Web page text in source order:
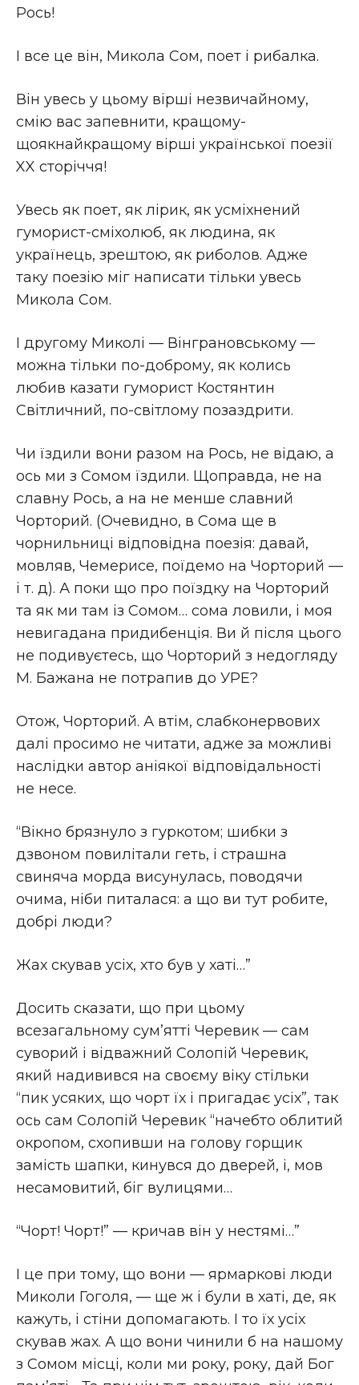
Рось!
І все це він, Микола Сом, поет і рибалка.
Він увесь у цьому вірші незвичайному,
смію вас запевнити, кращому-
щоякнайкращому вірші української поезії
XX сторіччя!
Увесь як поет, як лірик, як усміхнений
гуморист-сміхолюб, як людина, як
українець, зрештою, як риболов. Адже
таку поезію міг написати тільки увесь
Микола Сом.
І другому Миколі — Вінграновському —
можна тільки по-доброму, як колись
любив казати гуморист Костянтин
Світличний, по-світлому позаздрити.
Чи їздили вони разом на Рось, не відаю, а
ось ми з Сомом їздили. Щоправда, не на
славну Рось, а на не менше славний
Чорторий. (Очевидно, в Сома ще в
чорнильниці відповідна поезія: давай,
мовляв, Чемерисе, поїдемо на Чорторий —
і т. д). А поки що про поїздку на Чорторий
та як ми там із Сомом… сома ловили, і моя
невигадана придибенція. Ви й після цього
не подивуєтесь, що Чорторий з недогляду
М. Бажана не потрапив до УРЕ?
Отож, Чорторий. А втім, слабконервових
далі просимо не читати, адже за можливі
наслідки автор аніякої відповідальності
не несе.
“Вікно брязнуло з гуркотом; шибки з
дзвоном повилітали геть, і страшна
свиняча морда висунулась, поводячи
очима, ніби питалася: а що ви тут робите,
добрі люди?
Жах скував усіх, хто був у хаті…”
Досить сказати, що при цьому
всезагальному сум’ятті Черевик — сам
суворий і відважний Солопій Черевик,
який надивився на своєму віку стільки
“пик усяких, що чорт їх і пригадає усіх”, так
ось сам Солопій Черевик “начебто облитий
окропом, схопивши на голову горщик
замість шапки, кинувся до дверей, і, мов
несамовитий, біг вулицями…
“Чорт! Чорт!” — кричав він у нестямі…”
І це при тому, що вони — ярмаркові люди
Миколи Гоголя, — ще ж і були в хаті, де, як
кажуть, і стіни допомагають. І то їх усіх
скував жах. А що вони чинили б на нашому
з Сомом місці, коли ми року, року, дай Бог